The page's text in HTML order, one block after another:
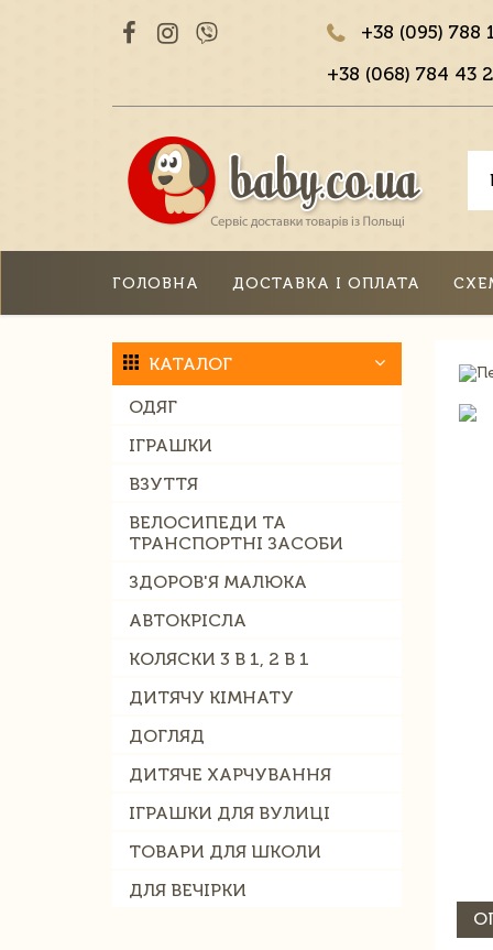
+38 (095) 788
+38 (068) 784 43
ГОЛОВНА ДОСТАВКА І ОПЛАТА
КАТАЛОГ
ОДЯГ
ІГРАШКИ
ВЗУТТЯ
ВЕЛОСИПЕДИ ТА
ТРАНСПОРТНІ ЗАСОБИ
ЗДОРОВ'Я МАЛЮКА
АВТОКРІСЛА
КОЛЯСКИ 3 В 1, 2 В 1
ДИТЯЧУ КІМНАТУ
ДОГЛЯД
ДИТЯЧЕ ХАРЧУВАННЯ
ІГРАШКИ ДЛЯ ВУЛИЦІ
ТОВАРИ ДЛЯ ШКОЛИ
ДЛЯ ВЕЧІРКИ